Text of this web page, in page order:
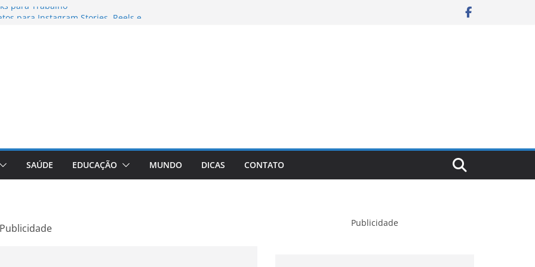
para Trabalho
de Fotos e Vídeos: A Chave para a
Comprehensive Review of the
Loss Pill
SAÚDE EDUCAÇÃO MUNDO DICAS CONTATO
Publicidade Publicidade